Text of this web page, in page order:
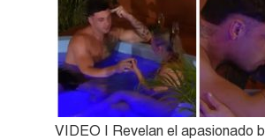
VIDEO | Revelan el apasionado